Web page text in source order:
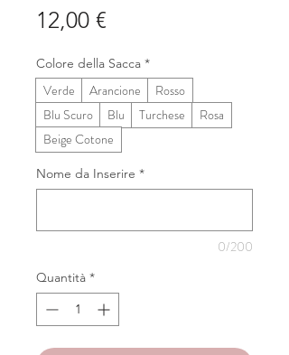
12,00 €
Colore della Sacca *
Verde Arancione
Rosso
Blu Scuro
Blu Turchese
Rosa
Beige Cotone
Nome da Inserire *
0/200
Quantità *